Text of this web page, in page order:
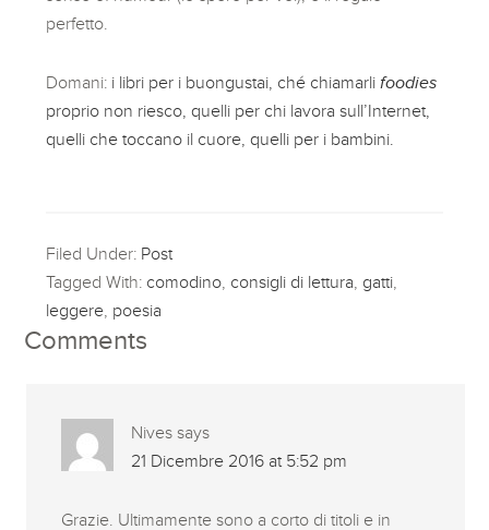
perfetto.
Domani: i libri per i buongustai, ché chiamarli foodies
proprio non riesco, quelli per chi lavora sull’Internet,
quelli che toccano il cuore, quelli per i bambini.
Filed Under: Post
Tagged With: comodino consigli di lettura gatti
leggere poesia
Comments
Nives says
21 Dicembre 2016 at 5:52 pm
Grazie. Ultimamente sono a corto di titoli e in